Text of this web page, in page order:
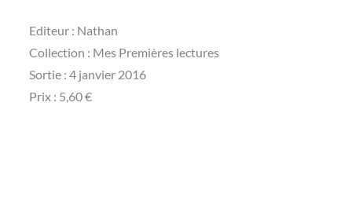
Editeur : Nathan
Collection : Mes Premières lectures
Sortie : 4 janvier 2016
Prix : 5,60 €